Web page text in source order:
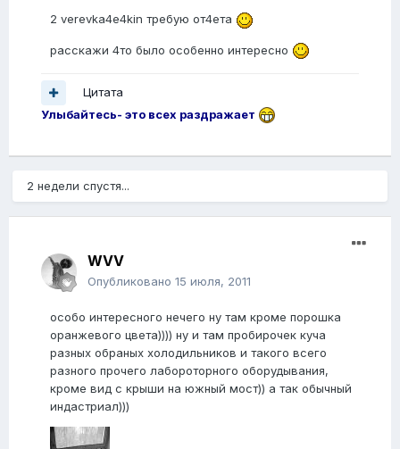
2 verevka4e4kin требую от4ета
расскажи 4то было особенно интересно
Цитата
Улыбайтесь- это всех раздражает
2 недели спустя...
WVV
Опубликовано 15 июля, 2011
особо интересного нечего ну там кроме порошка
оранжевого цвета)))) ну и там пробирочек куча
разных обраных холодильников и такого всего
разного прочего лабороторного оборудывания,
кроме вид с крыши на южный мост)) а так обычный
индастриал)))